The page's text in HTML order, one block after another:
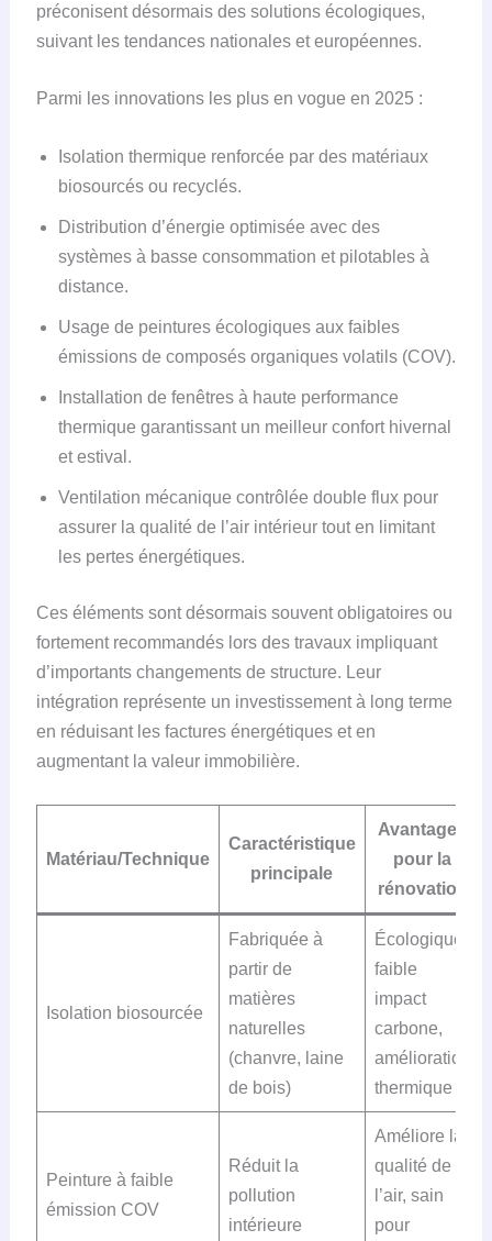
préconisent désormais des solutions écologiques,
suivant les tendances nationales et européennes.
Parmi les innovations les plus en vogue en 2025 :
Isolation thermique renforcée par des matériaux
biosourcés ou recyclés.
Distribution d’énergie optimisée avec des
systèmes à basse consommation et pilotables à
distance.
Usage de peintures écologiques aux faibles
émissions de composés organiques volatils (COV).
Installation de fenêtres à haute performance
thermique garantissant un meilleur confort hivernal
et estival.
Ventilation mécanique contrôlée double flux pour
assurer la qualité de l’air intérieur tout en limitant
les pertes énergétiques.
Ces éléments sont désormais souvent obligatoires ou
fortement recommandés lors des travaux impliquant
d’importants changements de structure. Leur
intégration représente un investissement à long terme
en réduisant les factures énergétiques et en
augmentant la valeur immobilière.
Matériau/Technique
Caractéristique
principale
Avantages
pour la
rénovation
Isolation biosourcée
Fabriquée à
partir de
matières
naturelles
(chanvre, laine
de bois)
Écologique,
faible
impact
carbone,
amélioration
thermique
Peinture à faible
émission COV
Réduit la
pollution
intérieure
Améliore la
qualité de
l’air, sain
pour